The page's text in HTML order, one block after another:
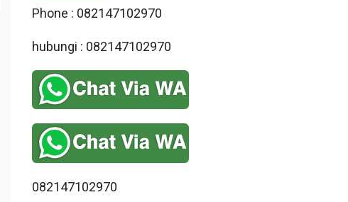
Phone : 082147102970
hubungi : 082147102970
082147102970